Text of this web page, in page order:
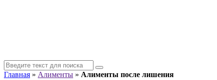
Главная » Алименты » Алименты после лишения